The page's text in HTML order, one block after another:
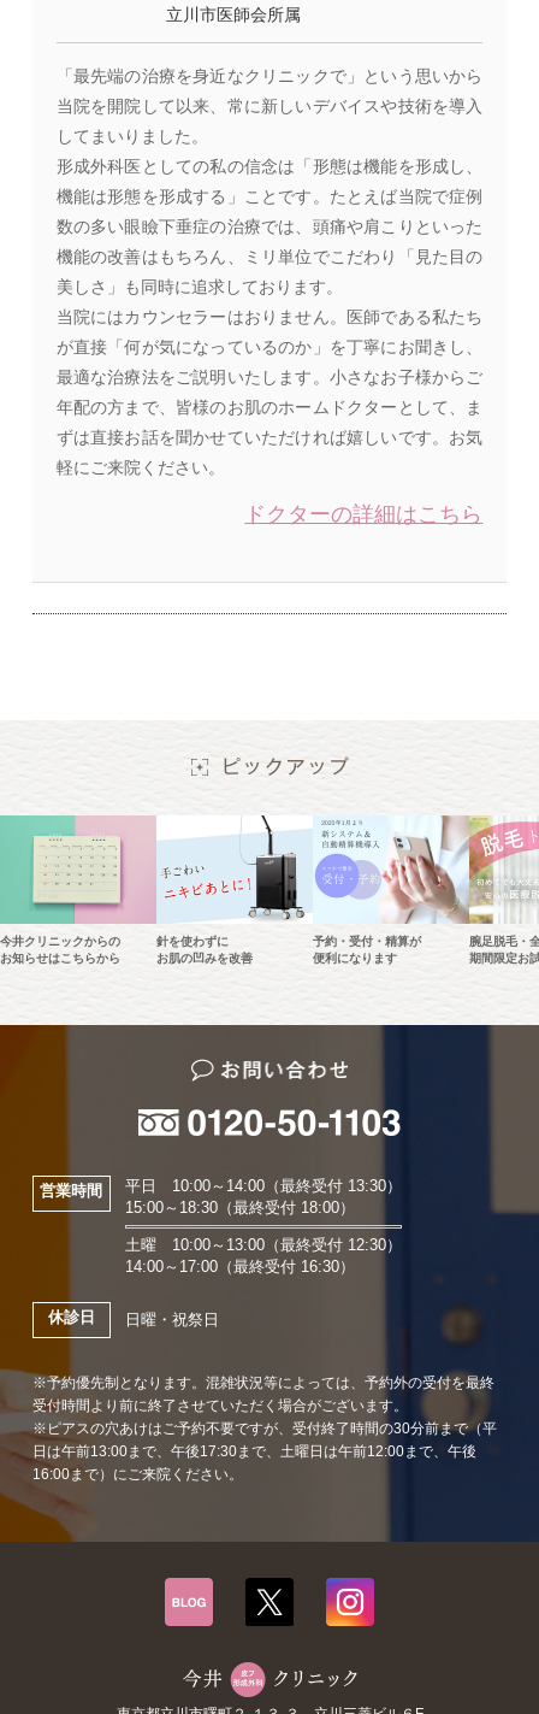
立川市医師会所属
「最先端の治療を身近なクリニックで」という思いから
当院を開院して以来、常に新しいデバイスや技術を導入
してまいりました。
形成外科医としての私の信念は「形態は機能を形成し、
機能は形態を形成する」ことです。たとえば当院で症例
数の多い眼瞼下垂症の治療では、頭痛や肩こりといった
機能の改善はもちろん、ミリ単位でこだわり「見た目の
美しさ」も同時に追求しております。
当院にはカウンセラーはおりません。医師である私たち
が直接「何が気になっているのか」を丁寧にお聞きし、
最適な治療法をご説明いたします。小さなお子様からご
年配の方まで、皆様のお肌のホームドクターとして、ま
ずは直接お話を聞かせていただければ嬉しいです。お気
軽にご来院ください。
ドクターの詳細はこちら
今井クリニックからの
お知らせはこちらから
針を使わずに
お肌の凹みを改善
予約・受付・精算が
便利になります
腕足脱毛・
期間限定お
営業時間
平日 10:00～14:00（最終受付 13:30）
15:00～18:30（最終受付 18:00）
土曜 10:00～13:00（最終受付 12:30）
14:00～17:00（最終受付 16:30）
休診日 日曜・祝祭日
※予約優先制となります。混雑状況等によっては、予約外の受付を最終
受付時間より前に終了させていただく場合がございます。
※ピアスの穴あけはご予約不要ですが、受付終了時間の30分前まで（平
日は午前13:00まで、午後17:30まで、土曜日は午前12:00まで、午後
16:00まで）にご来院ください。